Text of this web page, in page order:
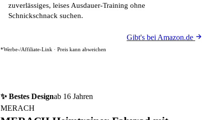
zuverlässiges, leises Ausdauer-Training ohne
Schnickschnack suchen.
Gibt's bei Amazon.de
*Werbe-/Affiliate-Link · Preis kann abweichen
✨ Bestes Designab 16 Jahren
MERACH